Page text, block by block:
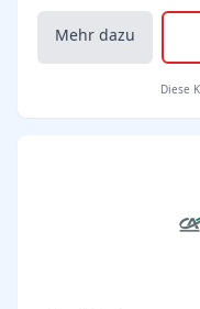
Mehr dazu
Diese